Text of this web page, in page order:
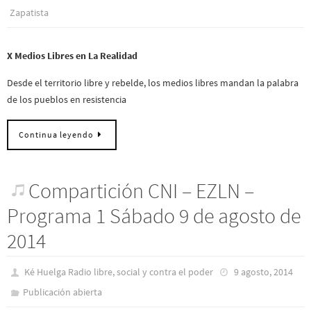
Zapatista
X Medios Libres en La Realidad
Desde el territorio libre y rebelde, los medios libres mandan la palabra
de los pueblos en resistencia
Continua leyendo
Compartición CNI – EZLN –
Programa 1 Sábado 9 de agosto de
2014
Ké Huelga Radio libre, social y contra el poder
9 agosto, 2014
Publicación abierta